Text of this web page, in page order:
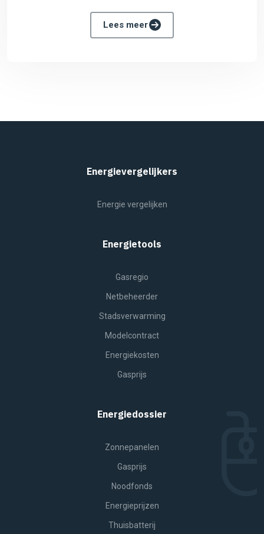
Lees meer
Energievergelijkers
Energie vergelijken
Energietools
Gasregio
Netbeheerder
Stadsverwarming
Modelcontract
Energiekosten
Gasprijs
Energiedossier
Zonnepanelen
Gasprijs
Noodfonds
Energieprijzen
Thuisbatterij